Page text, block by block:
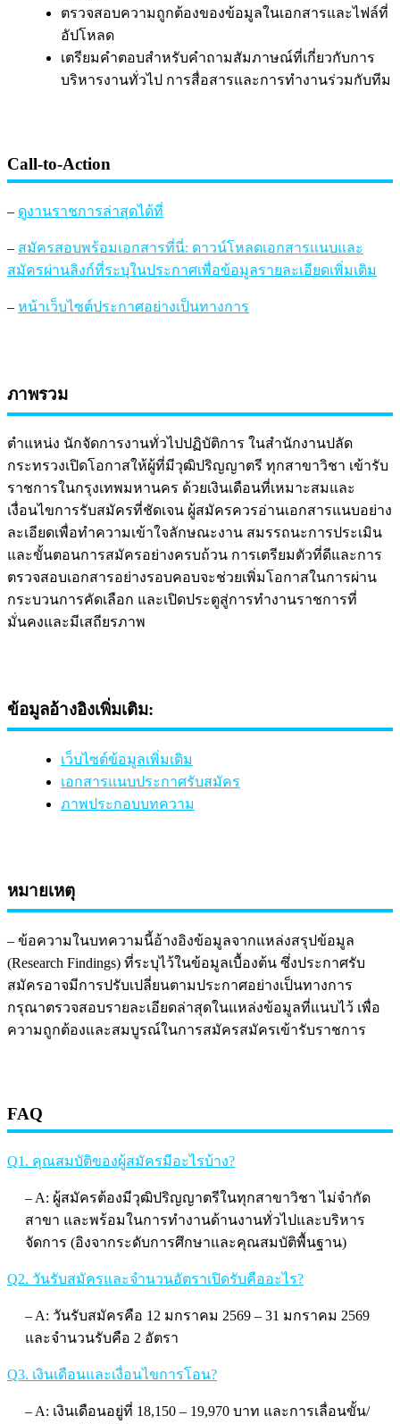
ตรวจสอบความถูกต้องของข้อมูลในเอกสารและไฟล์ที่
อัปโหลด
เตรียมคำตอบสำหรับคำถามสัมภาษณ์ที่เกี่ยวกับการ
บริหารงานทั่วไป การสื่อสารและการทำงานร่วมกับทีม
Call-to-Action
– ดูงานราชการล่าสุดได้ที่
– สมัครสอบพร้อมเอกสารที่นี่: ดาวน์โหลดเอกสารแนบและ
สมัครผ่านลิงก์ที่ระบุในประกาศเพื่อข้อมูลรายละเอียดเพิ่มเติม
– หน้าเว็บไซต์ประกาศอย่างเป็นทางการ
ภาพรวม
ตำแหน่ง นักจัดการงานทั่วไปปฏิบัติการ ในสำนักงานปลัด
กระทรวงเปิดโอกาสให้ผู้ที่มีวุฒิปริญญาตรี ทุกสาขาวิชา เข้ารับ
ราชการในกรุงเทพมหานคร ด้วยเงินเดือนที่เหมาะสมและ
เงื่อนไขการรับสมัครที่ชัดเจน ผู้สมัครควรอ่านเอกสารแนบอย่าง
ละเอียดเพื่อทำความเข้าใจลักษณะงาน สมรรถนะการประเมิน
และขั้นตอนการสมัครอย่างครบถ้วน การเตรียมตัวที่ดีและการ
ตรวจสอบเอกสารอย่างรอบคอบจะช่วยเพิ่มโอกาสในการผ่าน
กระบวนการคัดเลือก และเปิดประตูสู่การทำงานราชการที่
มั่นคงและมีเสถียรภาพ
ข้อมูลอ้างอิงเพิ่มเติม:
เว็บไซต์ข้อมูลเพิ่มเติม
เอกสารแนบประกาศรับสมัคร
ภาพประกอบบทความ
หมายเหตุ
– ข้อความในบทความนี้อ้างอิงข้อมูลจากแหล่งสรุปข้อมูล
(Research Findings) ที่ระบุไว้ในข้อมูลเบื้องต้น ซึ่งประกาศรับ
สมัครอาจมีการปรับเปลี่ยนตามประกาศอย่างเป็นทางการ
กรุณาตรวจสอบรายละเอียดล่าสุดในแหล่งข้อมูลที่แนบไว้ เพื่อ
ความถูกต้องและสมบูรณ์ในการสมัครสมัครเข้ารับราชการ
FAQ
Q1. คุณสมบัติของผู้สมัครมีอะไรบ้าง?
– A: ผู้สมัครต้องมีวุฒิปริญญาตรีในทุกสาขาวิชา ไม่จำกัด
สาขา และพร้อมในการทำงานด้านงานทั่วไปและบริหาร
จัดการ (อิงจากระดับการศึกษาและคุณสมบัติพื้นฐาน)
Q2. วันรับสมัครและจำนวนอัตราเปิดรับคืออะไร?
– A: วันรับสมัครคือ 12 มกราคม 2569 – 31 มกราคม 2569
และจำนวนรับคือ 2 อัตรา
Q3. เงินเดือนและเงื่อนไขการโอน?
– A: เงินเดือนอยู่ที่ 18,150 – 19,970 บาท และการเลื่อนขั้น/